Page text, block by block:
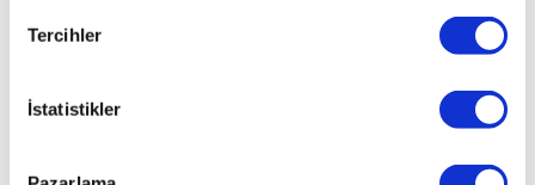
Tercihler
İstatistikler
bitmekte
arasındadır.